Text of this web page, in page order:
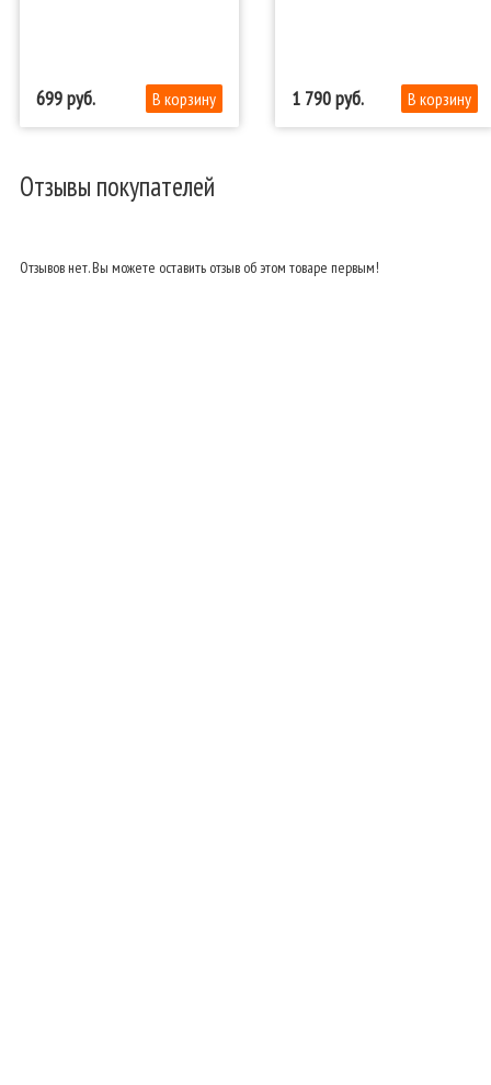
699 1 790
Отзывы покупателей
Отзывов нет. Вы можете оставить отзыв об этом товаре первым!